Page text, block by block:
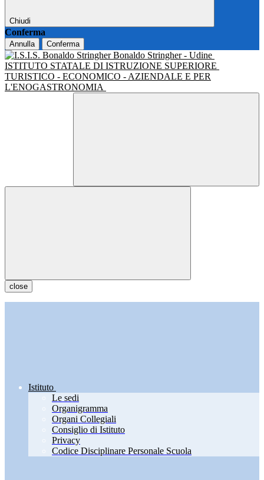
Chiudi
Conferma
Annulla Conferma
Bonaldo Stringher - Udine
ISTITUTO STATALE DI ISTRUZIONE SUPERIORE
TURISTICO - ECONOMICO - AZIENDALE E PER
L'ENOGASTRONOMIA
close
Istituto
Le sedi
Organigramma
Organi Collegiali
Consiglio di Istituto
Privacy
Codice Disciplinare Personale Scuola